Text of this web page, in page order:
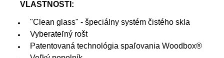
VLASTNOSTI:
"Clean glass" - špeciálny systém čistého skla
Vyberateľný rošt
Patentovaná technológia spaľovania Woodbox®